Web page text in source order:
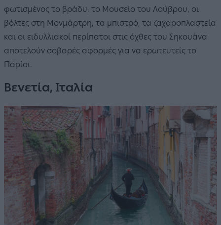
φωτισμένος το βράδυ, το Μουσείο του Λούβρου, οι
βόλτες στη Μονμάρτρη, τα μπιστρό, τα ζαχαροπλαστεία
και οι ειδυλλιακοί περίπατοι στις όχθες του Σηκουάνα
αποτελούν σοβαρές αφορμές για να ερωτευτείς το
Παρίσι.
Βενετία, Ιταλία